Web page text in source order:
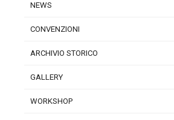
NEWS
CONVENZIONI
ARCHIVIO STORICO
GALLERY
WORKSHOP